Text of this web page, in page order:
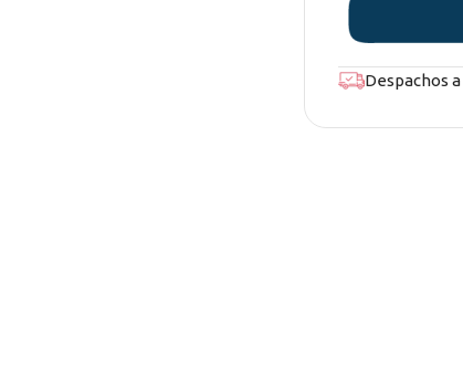
Despachos